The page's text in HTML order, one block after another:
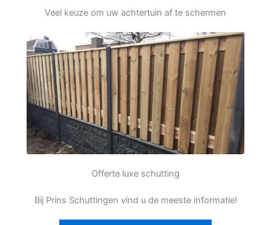
Veel keuze om uw achtertuin af te schermen
Offerte luxe schutting
Bij Prins Schuttingen vind u de meeste informatie!